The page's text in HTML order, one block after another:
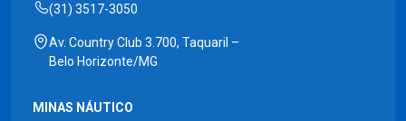
(31) 3517-3050
Av. Country Club 3.700, Taquaril –
Belo Horizonte/MG
MINAS NÁUTICO